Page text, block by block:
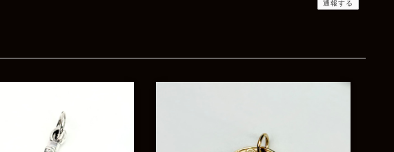
サイズも合ってたようで良かった
です！ またいつでもお気軽にご
通報する